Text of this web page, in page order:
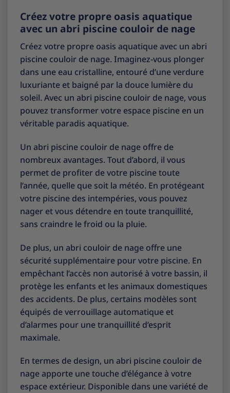
Créez votre propre oasis aquatique
avec un abri piscine couloir de nage
Créez votre propre oasis aquatique avec un abri
piscine couloir de nage. Imaginez-vous plonger
dans une eau cristalline, entouré d’une verdure
luxuriante et baigné par la douce lumière du
soleil. Avec un abri piscine couloir de nage, vous
pouvez transformer votre espace piscine en un
véritable paradis aquatique.
Un abri piscine couloir de nage offre de
nombreux avantages. Tout d’abord, il vous
permet de profiter de votre piscine toute
l’année, quelle que soit la météo. En protégeant
votre piscine des intempéries, vous pouvez
nager et vous détendre en toute tranquillité,
sans craindre le froid ou la pluie.
De plus, un abri couloir de nage offre une
sécurité supplémentaire pour votre piscine. En
empêchant l’accès non autorisé à votre bassin, il
protège les enfants et les animaux domestiques
des accidents. De plus, certains modèles sont
équipés de verrouillage automatique et
d’alarmes pour une tranquillité d’esprit
maximale.
En termes de design, un abri piscine couloir de
nage apporte une touche d’élégance à votre
espace extérieur. Disponible dans une variété de